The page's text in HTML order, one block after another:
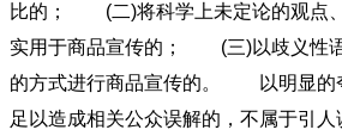
比的； (二)将科学上未定论的观点
实用于商品宣传的； (三)以歧义性
的方式进行商品宣传的。 以明显的
足以造成相关公众误解的，不属于引